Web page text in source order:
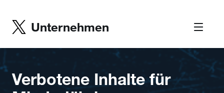
Unternehmen
Verbotene Inhalte für